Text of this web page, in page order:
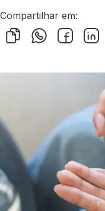
Compartilhar em: